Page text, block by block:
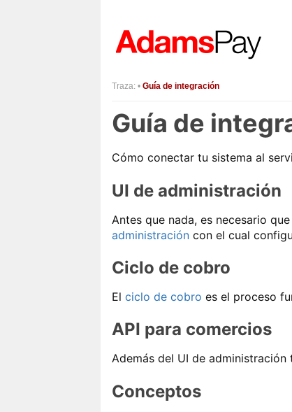
Traza: • Guía de integración
Guía de
Cómo conectar tu sistema al
UI de administración
Antes que nada, es necesario
administración con el cual
Ciclo de cobro
El ciclo de cobro es el proceso
API para comercios
Además del UI de
Conceptos